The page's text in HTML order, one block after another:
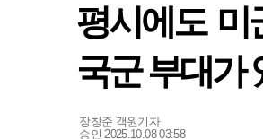
평시에도 미
국군 부대가
기
자
장창준 객원기자
승인 2025.10.08 03:58